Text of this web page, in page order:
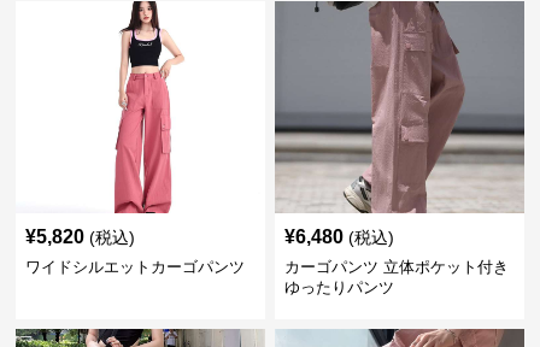
¥5,820 (税込)
ワイドシルエットカーゴパンツ
¥6,480 (税込)
カーゴパンツ 立体ポケット付き
ゆったりパンツ